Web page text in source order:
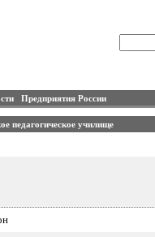
Предприятия России
педагогическое училище